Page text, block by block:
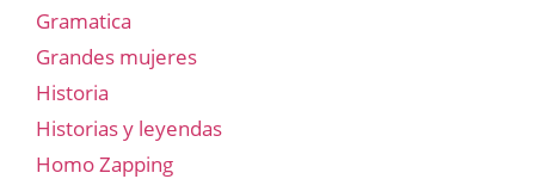
Gramatica
Grandes mujeres
Historia
Historias y leyendas
Homo Zapping